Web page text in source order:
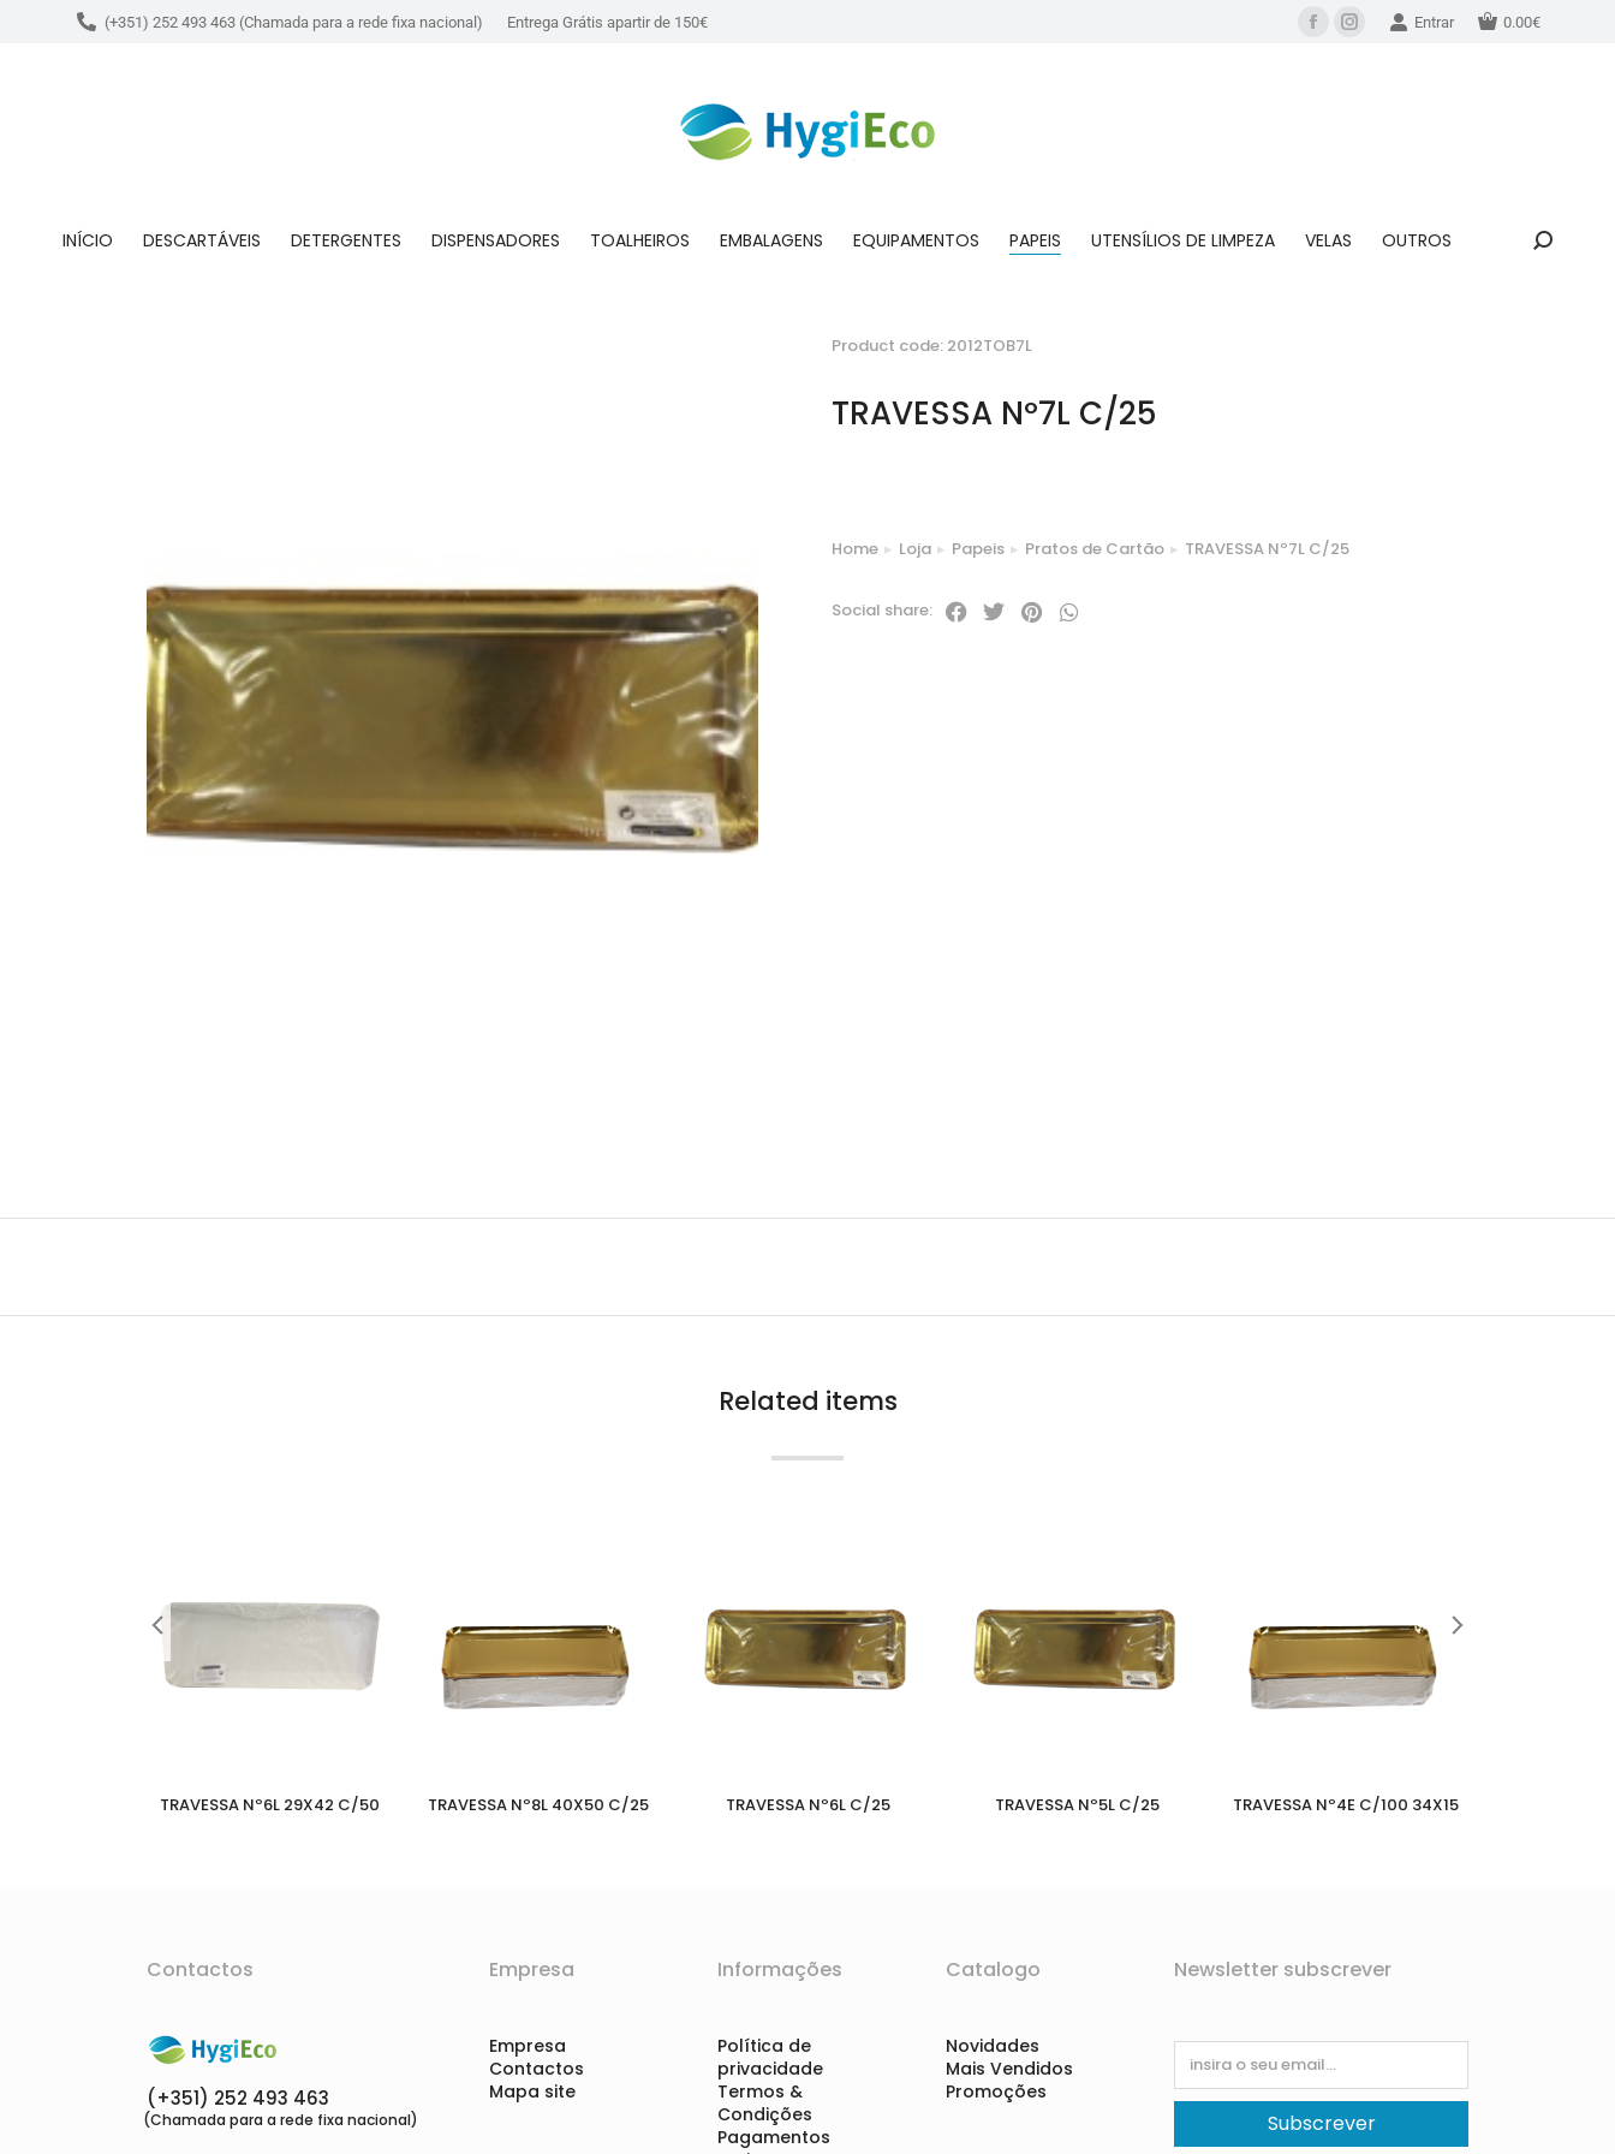
(+351) 252 493 463 (Chamada para a rede fixa nacional) Entrega Grátis apartir de 150€ Entrar 0.00€
INÍCIO DESCARTÁVEIS DETERGENTES DISPENSADORES TOALHEIROS EMBALAGENS EQUIPAMENTOS PAPEIS UTENSÍLIOS DE LIMPEZA VELAS OUTROS
Product code: 2012TOB7L
TRAVESSA Nº7L C/25
You are here:
Home Loja Papeis Pratos de Cartão TRAVESSA Nº7L C/25
Social share:
Related items
TRAVESSA Nº6L 29X42 C/50 TRAVESSA Nº8L 40X50 C/25 TRAVESSA Nº6L C/25 TRAVESSA Nº5L C/25 TRAVESSA Nº4E C/100 34X15
Contactos
(+351) 252 493 463
(Chamada para a rede fixa nacional)
Empresa
Empresa
Contactos
Mapa site
Informações
Política de
privacidade
Termos &
Condições
Pagamentos
Catalogo
Novidades
Mais Vendidos
Promoções
Newsletter subscrever
Subscrever